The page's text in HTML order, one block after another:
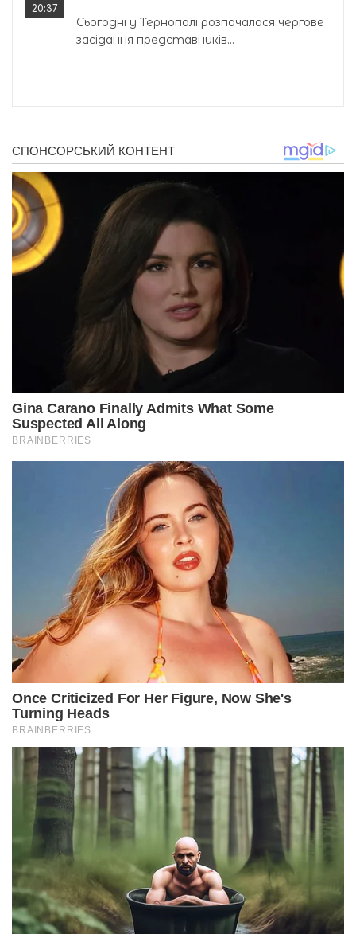
20:37
Сьогодні у Тернополі розпочалося чергове
засідання представників...